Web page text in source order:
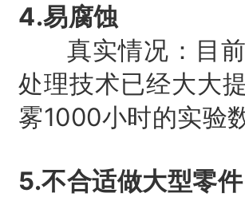
4.易腐蚀
真实情况：目前
处理技术已经大大
雾1000小时的实验
5.不合适做大型零件